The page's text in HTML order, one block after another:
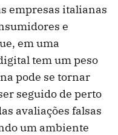
empresas italianas
e
em uma
tem um peso
pode se tornar
seguido de perto
avaliações falsas
um ambiente